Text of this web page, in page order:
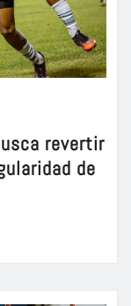
revertir
de